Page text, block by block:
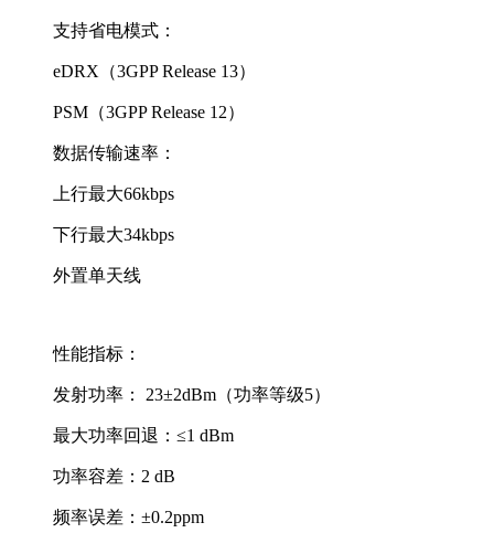
支持省电模式：
eDRX（3GPP Release 13）
PSM（3GPP Release 12）
数据传输速率：
上行最大66kbps
下行最大34kbps
外置单天线
性能指标：
发射功率： 23±2dBm（功率等级5）
最大功率回退：≤1 dBm
功率容差：2 dB
频率误差：±0.2ppm